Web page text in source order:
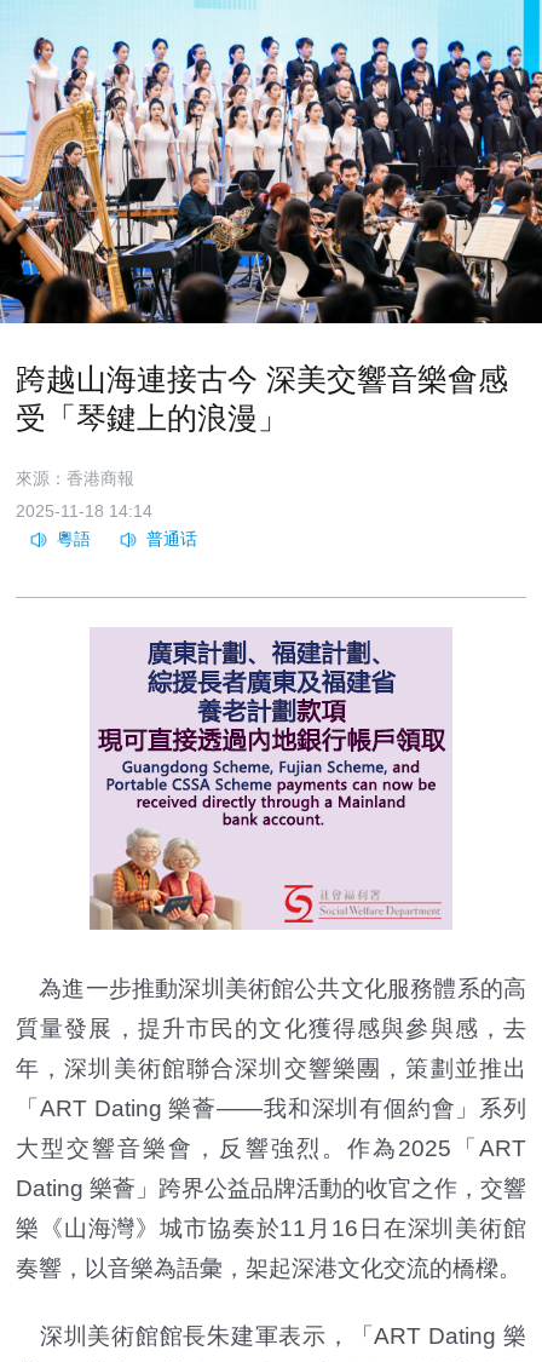
跨越山海連接古今 深美交響音樂會感
受「琴鍵上的浪漫」
來源：香港商報
2025-11-18 14:14
為進一步推動深圳美術館公共文化服務體系的高
質量發展，提升市民的文化獲得感與參與感，去
年，深圳美術館聯合深圳交響樂團，策劃並推出
「ART Dating 樂薈——我和深圳有個約會」系列
大型交響音樂會，反響強烈。作為2025「ART
Dating 樂薈」跨界公益品牌活動的收官之作，交響
樂《山海灣》城市協奏於11月16日在深圳美術館
奏響，以音樂為語彙，架起深港文化交流的橋樑。
深圳美術館館長朱建軍表示，「ART Dating 樂